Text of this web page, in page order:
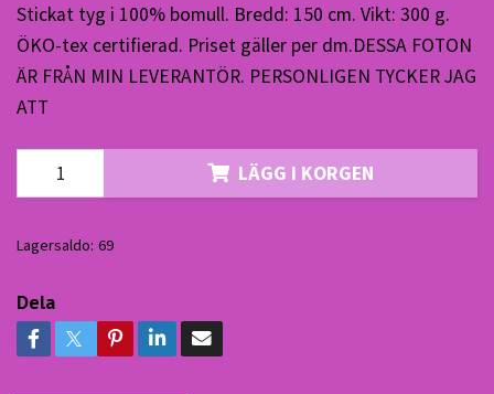
Stickat tyg i 100% bomull. Bredd: 150 cm. Vikt: 300 g.
ÖKO-tex certifierad. Priset gäller per dm.DESSA FOTON
ÄR FRÅN MIN LEVERANTÖR. PERSONLIGEN TYCKER JAG
ATT
LÄGG I KORGEN
Lagersaldo: 69
Dela